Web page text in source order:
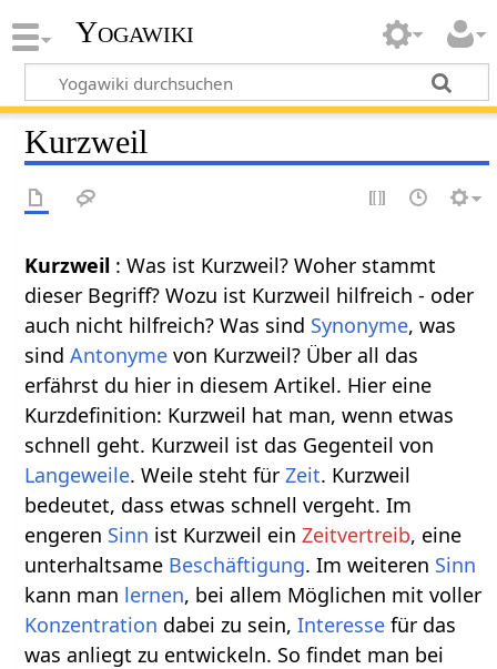
Yogawiki
Kurzweil
Kurzweil : Was ist Kurzweil? Woher stammt
dieser Begriff? Wozu ist Kurzweil hilfreich - oder
auch nicht hilfreich? Was sind Synonyme, was
sindAntonyme von Kurzweil? Über all das
erfährst du hier in diesem Artikel. Hier eine
Kurzdefinition: Kurzweil hat man, wenn etwas
schnell geht. Kurzweil ist das Gegenteil von
Langeweile. Weile steht fürZeit. Kurzweil
bedeutet, dass etwas schnell vergeht. Im
engeren Sinn ist Kurzweil einZeitvertreib, eine
unterhaltsame Beschäftigung. Im weiteren Sinn
kann man lernen, bei allem Möglichen mit voller
Konzentration dabei zu sein,Interesse für das
was anliegt zu entwickeln. So findet man bei